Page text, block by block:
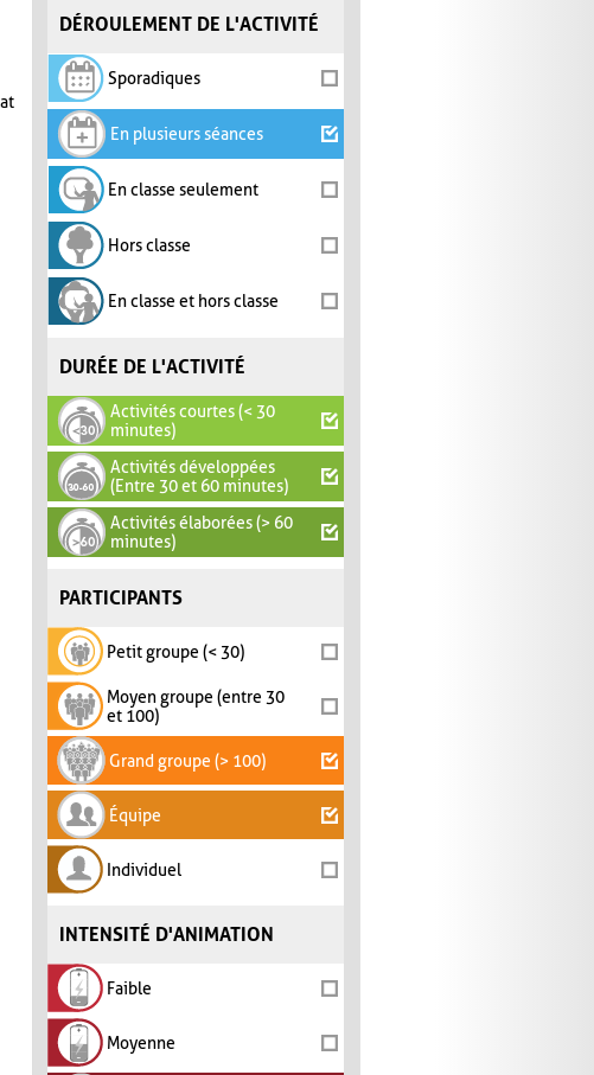
DÉROULEMENT DE L'ACTIVITÉ
Sporadiques
En plusieurs séances
En classe seulement
Hors classe
En classe et hors classe
DURÉE DE L'ACTIVITÉ
Activités courtes (< 30
minutes)
Activités développées
(Entre 30 et 60 minutes)
Activités élaborées (> 60
minutes)
PARTICIPANTS
Petit groupe (< 30)
Moyen groupe (entre 30
et 100)
Grand groupe (> 100)
Équipe
Individuel
INTENSITÉ D'ANIMATION
Faible
Moyenne